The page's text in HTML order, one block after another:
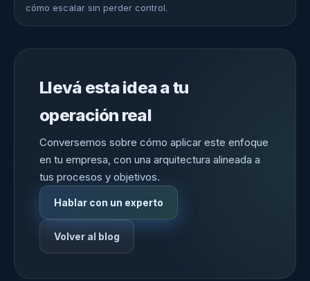
cómo escalar sin perder control.
Llevá esta idea a tu
operación real
Conversemos sobre cómo aplicar este enfoque
en tu empresa, con una arquitectura alineada a
tus procesos y objetivos.
Hablar con un experto
Volver al blog